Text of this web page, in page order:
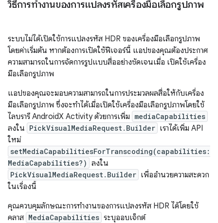
วิธีการทำงานของการแปลงรหัสเครื่องมือเลือกรูปภาพ
ระบบไม่ได้เปิดใช้การแปลงรหัส HDR ของเครื่องมือเลือกรูปภาพ
โดยค่าเริ่มต้น หากต้องการเปิดใช้ฟีเจอร์นี้ แอปของคุณต้องประกาศ
ความสามารถในการจัดการรูปแบบสื่ออย่างชัดเจนเมื่อ เปิดใช้เครื่อง
มือเลือกรูปภาพ
แอปของคุณจะมอบความสามารถในการประมวลผลสื่อให้กับเครื่อง
มือเลือกรูปภาพ ซึ่งจะทำได้เมื่อเปิดใช้เครื่องมือเลือกรูปภาพโดยใช้
ไลบรารี AndroidX Activity ด้วยการเพิ่ม mediaCapabilities
ลงใน PickVisualMediaRequest.Builder เราได้เพิ่ม API
ใหม่
setMediaCapabilitiesForTranscoding(capabilities:
MediaCapabilities?) ลงใน
PickVisualMediaRequest.Builder เพื่ออำนวยความสะดวก
ในเรื่องนี้
คุณควบคุมลักษณะการทำงานของการแปลงรหัส HDR ได้โดยใช้
คลาส MediaCapabilities ระบุออบเจ็กต์